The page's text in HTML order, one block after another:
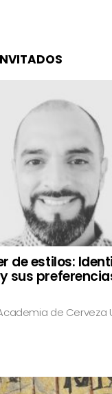
de estilos:
sus
de Cerveza